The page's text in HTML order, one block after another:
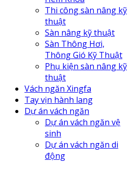
Thi công sàn nâng kỹ
thuật
Sàn nâng kỹ thuật
Sàn Thông Hơi,
Thông Gió Kỹ Thuật
Phụ kiện sàn nâng kỹ
thuật
Vách ngăn Xingfa
Tay vịn hành lang
Dự án vách ngăn
Dự án vách ngăn vệ
sinh
Dự án vách ngăn di
động